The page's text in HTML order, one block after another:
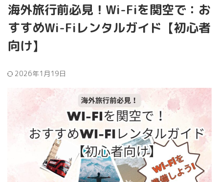
海外旅行前必見！Wi-Fiを関空で：お
すすめWi-Fiレンタルガイド【初心者
向け】
2026年1月19日